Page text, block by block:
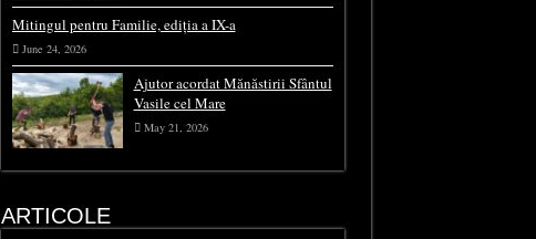
Mitingul pentru Familie, ediția a IX-a
June 24, 2026
Ajutor acordat Mănăstirii Sfântul
Vasile cel Mare
May 21, 2026
ARTICOLE